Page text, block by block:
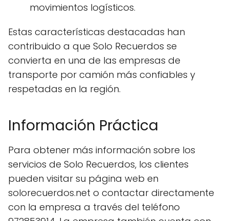
movimientos logísticos.
Estas características destacadas han
contribuido a que Solo Recuerdos se
convierta en una de las empresas de
transporte por camión más confiables y
respetadas en la región.
Información Práctica
Para obtener más información sobre los
servicios de Solo Recuerdos, los clientes
pueden visitar su página web en
solorecuerdos.net o contactar directamente
con la empresa a través del teléfono